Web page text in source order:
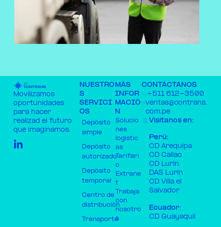
Movilizamos
oportunidades
para hacer
realizad el futuro
que imaginamos.
NUESTRO
S
SERVICI
OS
Depósito
simple
Depósito
autorizado
Depósito
temporal
Centro de
distribución
Transporte
MÁS
INFOR
MACIÓ
N
Solucio
nes
logístic
as
Tarifari
o
Extrane
t
Trabaja
con
nosotro
s
CONTÁCTANOS
+511 612-3500​
ventas@contrans.
com.pe ​
Visítanos en:
Perú:
CD Arequipa
CD Callao
CD Lurín
DAS Lurín
CD Villa el
Salvador
Ecuador:
CD Guayaquil